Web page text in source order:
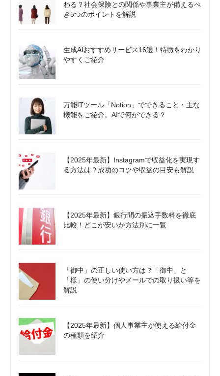
わる？社会保険との関係や事業主が備えるべ
き5つのポイントを解説
生成AIおすすめサービス16選！特徴をわかり
やすくご紹介
万能ITツール「Notion」でできること・主な
機能をご紹介。AIで何ができる？
【2025年最新】Instagramで収益化を実現す
る方法は？成功のコツや収益の目安も解説
【2025年最新】銀行間の振込手数料を徹底
比較！どこが安いか方法別に一覧
「御中」の正しい使い方は？「御中」と
「様」の使い分けやメールでの取り扱い等を
解説
【2025年最新】個人事業主が使える給付金
の種類を紹介